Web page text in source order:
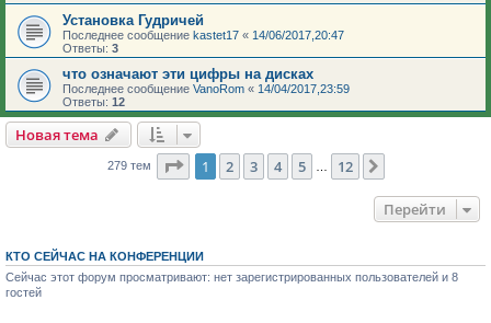
Установка Гудричей
Последнее сообщение kastet17 « 14/06/2017,20:47
Ответы: 3
что означают эти цифры на дисках
Последнее сообщение VanoRom « 14/04/2017,23:59
Ответы: 12
Новая тема
279 тем Страница из 12
1 2 3 4 5 12
Перейти
КТО СЕЙЧАС НА КОНФЕРЕНЦИИ
Сейчас этот форум просматривают: нет зарегистрированных пользователей и 8
гостей